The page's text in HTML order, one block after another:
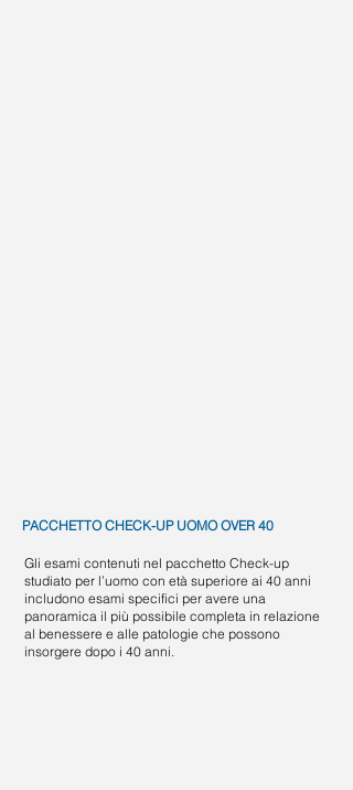
PACCHETTO CHECK-UP UOMO OVER 40
Gli esami contenuti nel pacchetto Check-up
studiato per l’uomo con età superiore ai 40 anni
includono esami specifici per avere una
panoramica il più possibile completa in relazione
al benessere e alle patologie che possono
insorgere dopo i 40 anni.